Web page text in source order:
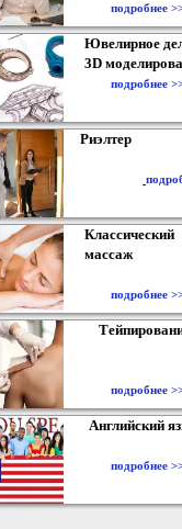
подробнее
Ювелирное
3D
подробнее
Риэлтер
Классический
массаж
подробнее
подробнее
Английский
подробнее